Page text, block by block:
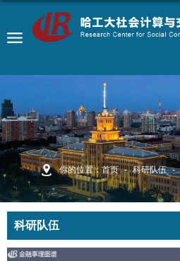
你的位置： 首页 - 科研队伍 -
科研队伍